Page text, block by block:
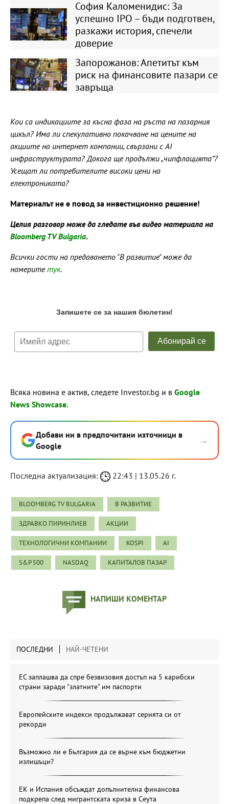
София Каломенидис: За
успешно IPO – бъди подготвен,
разкажи история, спечели
доверие
Запорожанов: Апетитът към
риск на финансовите пазари се
завръща
Кои са индикациите за късна фаза на ръста на пазарния
цикъл? Има ли спекулативно покачване на цените на
акциите на интернет компании, свързани с AI
инфраструктурата? Докога ще продължи „чипфлацията“?
Усещат ли потребителите високи цени на
електрониката?
Материалът не е повод за инвестиционно решение!
Целия разговор може да гледате във видео материала на
Bloomberg TV Bulgaria.
Всички гости на предаването "В развитие" може да
намеритетук.
Всяка новина е актив, следете Investor.bg и в Google
News Showcase.
Добави ни в предпочитани източници в
Google
→
Последна актуализация: 22:43 | 13.05.26 г.
BLOOMBERG TV BULGARIA В РАЗВИТИЕ
ЗДРАВКО ПИРИНЛИЕВ АКЦИИ
ТЕХНОЛОГИЧНИ КОМПАНИИ KOSPI AI
S&P 500 NASDAQ КАПИТАЛОВ ПАЗАР
НАПИШИ КОМЕНТАР
ПОСЛЕДНИ НАЙ-ЧЕТЕНИ
ЕС заплашва да спре безвизовия достъп на 5 карибски
страни заради "златните" им паспорти
Европейските индекси продължават серията си от
рекорди
Възможно ли е България да се върне към бюджетни
излишъци?
ЕК и Испания обсъждат допълнителна финансова
подкрепа след мигрантската криза в Сеута